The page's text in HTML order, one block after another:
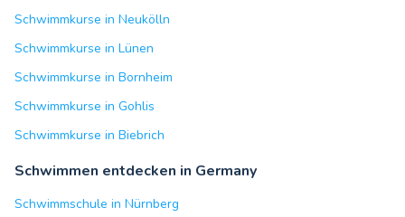
Schwimmkurse in Neukölln
Schwimmkurse in Lünen
Schwimmkurse in Bornheim
Schwimmkurse in Gohlis
Schwimmkurse in Biebrich
Schwimmen entdecken in Germany
Schwimmschule in Nürnberg